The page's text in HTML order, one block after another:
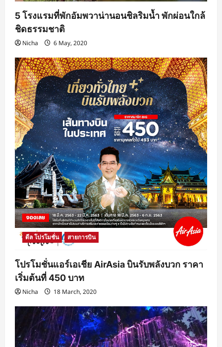
5 โรงแรมที่พักอัมพวาน่านอนชิลริมน้ำ พักผ่อนใกล้
ชิดธรรมชาติ
Nicha 6 May, 2020
ดีล โปรโมชั่น สายการบิน
โปรโมชั่นแอร์เอเชีย AirAsia บินรับพลังบวก ราคา
เริ่มต้นที่ 450 บาท
Nicha 18 March, 2020